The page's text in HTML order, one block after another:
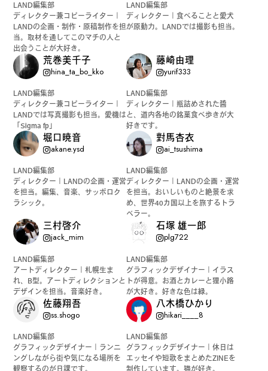
Instagra
m
Threads
JOIN US !
LAND公式サポーターはこちら
カルチャーマガジン「LAND」編集部と一緒に、いつも
のマチの、一歩先を一緒に探してくれる仲間「サポー
ター」を募集中！公式LINEで編集部と直接チャットで
やりとりできる場所。おすすめのお店や特集してほし
い内容など何でも話そう。
LAND編集部
ディレクター兼コピーライター｜
LANDの企画・制作・原稿制作を担
当。取材を通してこのマチの人と
出会うことが大好き。
LAND編集部
ディレクター｜食べることと愛犬
が原動力。LANDでは撮影も担当。
荒巻美千子
hina_ta_bo_kko
LAND編集部
ディレクター兼コピーライター｜
LANDでは写真撮影も担当。愛機は
「Sigma fp」
藤崎由理
yurif333
LAND編集部
ディレクター｜瓶詰めされた醬
と、道内各地の銘菓食べ歩きが大
好きです。
堀口暁音
akane.ysd
LAND編集部
ディレクター｜LANDの企画・運営
を担当。編集、音楽、サッポロク
ラシック。
對馬杏衣
ai_tsushima
LAND編集部
ディレクター｜LANDの企画・運営
を担当。おいしいものと絶景を求
め、世界40カ国以上を旅するトラ
ベラー。
三村啓介
jack_mim
LAND編集部
アートディレクター｜札幌生ま
れ、B型。アートディレクションと
デザインを担当。音楽好き。
石塚 雄一郎
plg722
LAND編集部
グラフィックデザイナー｜イラス
トが得意。お酒とカレーと狸小路
が大好き。好きな色は緑。
佐藤翔吾
ss.shogo
LAND編集部
グラフィックデザイナー｜ランニ
ングしながら街や気になる場所を
観察するのが日課です。
八木橋ひかり
hikari____8
LAND編集部
グラフィックデザイナー｜休日は
エッセイや短歌をまとめたZINEを
制作しています。猫が好き。